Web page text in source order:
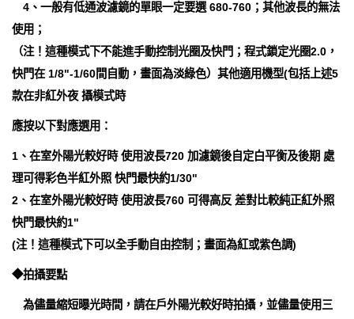
4、一般有低通波濾鏡的單眼一定要選 680-760；其他波長的無法
使用；
（注！這種模式下不能進手動控制光圈及快門；程式鎖定光圈2.0，
快門在 1/8"-1/60間自動，畫面為淡綠色）其他適用機型(包括上述5
款在非紅外夜 攝模式時
應按以下對應選用：
1、在室外陽光較好時 使用波長720 加濾鏡後自定白平衡及後期 處
理可得彩色半紅外照 快門最快約1/30"
2、在室外陽光較好時 使用波長760 可得高反 差對比較純正紅外照
快門最快約1"
(注！這種模式下可以全手動自由控制；畫面為紅或紫色調)
◆拍攝要點
為儘量縮短曝光時間，請在戶外陽光較好時拍攝，並儘量使用三